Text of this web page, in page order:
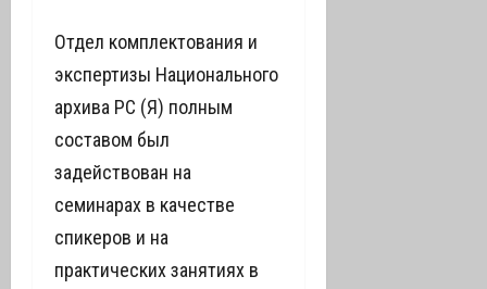
Отдел комплектования и
экспертизы Национального
архива РС (Я) полным
составом был
задействован на
семинарах в качестве
спикеров и на
практических занятиях в